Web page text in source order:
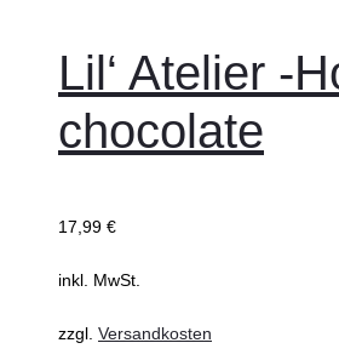
Lil‘ Atelier -
chocolate
17,99 €
inkl. MwSt.
zzgl. Versandkosten